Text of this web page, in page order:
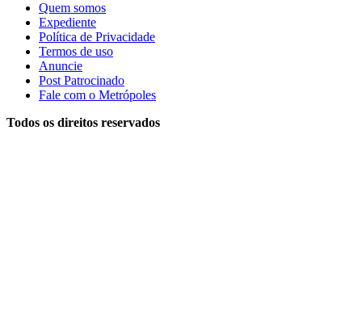
Quem somos
Expediente
Política de Privacidade
Termos de uso
Anuncie
Post Patrocinado
Fale com o Metrópoles
Todos os direitos reservados